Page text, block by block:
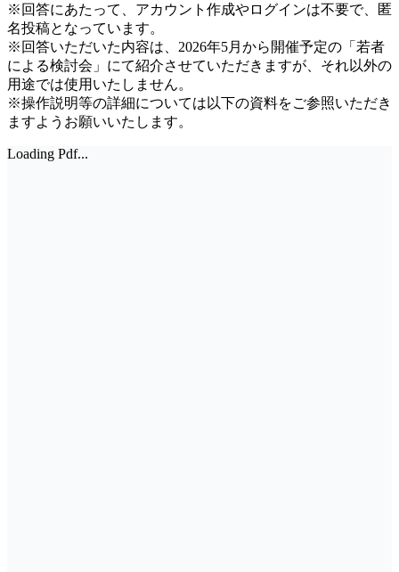
※回答にあたって、アカウント作成やログインは不要で、匿
名投稿となっています。
※回答いただいた内容は、2026年5月から開催予定の「若者
による検討会」にて紹介させていただきますが、それ以外の
用途では使用いたしません。
※操作説明等の詳細については以下の資料をご参照いただき
ますようお願いいたします。
Loading Pdf...